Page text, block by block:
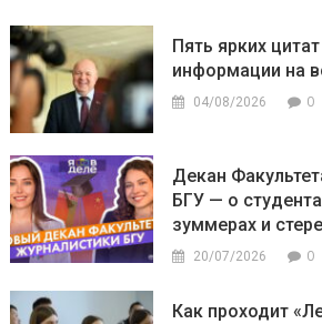
Пять ярких
информации на
04/08/2026 0
Декан
БГУ — о
зуммерах и
20/07/2026 0
Как проходит